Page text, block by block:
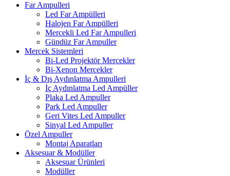
Far Ampulleri
Led Far Ampülleri
Halojen Far Ampülleri
Mercekli Led Far Ampulleri
Gündüz Far Ampuller
Mercek Sistemleri
Bi-Led Projektör Mercekler
Bi-Xenon Mercekler
İç & Dış Aydınlatma Ampulleri
İç Aydınlatma Led Ampüller
Plaka Led Ampuller
Park Led Ampuller
Geri Vites Led Ampuller
Sinyal Led Ampuller
Özel Ampuller
Montaj Aparatları
Aksesuar & Modüller
Aksesuar Ürünleri
Modüller